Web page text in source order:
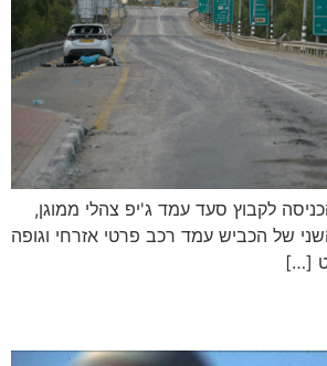
לקבוץ סעד עמד ג'יפ צהלי ממוגן,
של הכביש עמד רכב פרטי אזרחי וגופה
[…]